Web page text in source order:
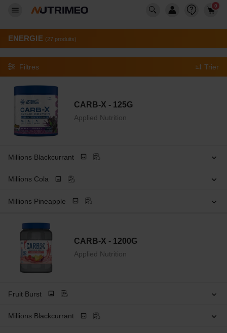
0
ENERGIE (27 produits)
Filtres Trier
CARB-X - 125G
Applied Nutrition
Millions Blackcurrant
Millions Cola
Millions Pineapple
CARB-X - 1200G
Applied Nutrition
Fruit Burst
Millions Blackcurrant